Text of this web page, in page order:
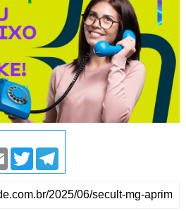
E
m
a
l
T
i
t
t
T
l
e
g